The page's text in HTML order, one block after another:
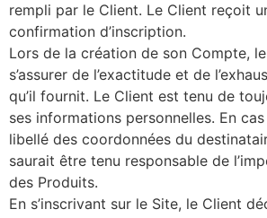
rempli par le Client. Le Client reçoit
confirmation d’inscription.
Lors de la création de son Compte,
s’assurer de l’exactitude et de
qu’il fournit. Le Client est tenu de
ses informations personnelles. En cas
libellé des coordonnées du
saurait être tenu responsable de
des Produits.
En s’inscrivant sur le Site, le Client